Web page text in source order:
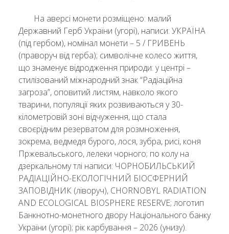
На аверсі монети розміщено: малий
Державний Герб України (угорі), написи: УКРАЇНА
(під гербом), номінал монети – 5 / ГРИВЕНЬ
(праворуч від герба); символічне колесо життя,
що знаменує відродження природи: у центрі –
стилізований міжнародний знак “Радіаційна
загроза”, оповитий листям, навколо якого
тварини, популяції яких розвиваються у 30-
кілометровій зоні відчуження, що стала
своєрідним резерватом для розмноження,
зокрема, ведмедя бурого, лося, зубра, рисі, коня
Пржевальського, лелеки чорного; по колу на
дзеркальному тлі написи: ЧОРНОБИЛЬСЬКИЙ
РАДІАЦІЙНО-ЕКОЛОГІЧНИЙ БІОСФЕРНИЙ
ЗАПОВІДНИК (ліворуч), CHORNOBYL RADIATION
AND ECOLOGICAL BIOSPHERE RESERVE; логотип
Банкнотно-монетного двору Національного банку
України (угорі); рік карбування – 2026 (унизу).